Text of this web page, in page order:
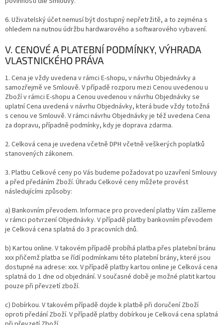
6. Uživatelský účet nemusí být dostupný nepřetržitě, a to zejména s
ohledem na nutnou údržbu hardwarového a softwarového vybavení.
V. CENOVÉ A PLATEBNÍ PODMÍNKY, VÝHRADA
VLASTNICKÉHO PRÁVA
1. Cena je vždy uvedena v rámci E-shopu, v návrhu Objednávky a
samozřejmě ve Smlouvě. V případě rozporu mezi Cenou uvedenou u
Zboží v rámci E-shopu a Cenou uvedenou v návrhu Objednávky se
uplatní Cena uvedená v návrhu Objednávky, která bude vždy totožná
s cenou ve Smlouvě. V rámci návrhu Objednávky je též uvedena Cena
za dopravu, případně podmínky, kdy je doprava zdarma.
2. Celková cena je uvedena včetně DPH včetně veškerých poplatků
stanovených zákonem.
3. Platbu Celkové ceny po Vás budeme požadovat po uzavření Smlouvy
a před předáním Zboží. Úhradu Celkové ceny můžete provést
následujícími způsoby:
a) Bankovním převodem. Informace pro provedení platby Vám zašleme
v rámci potvrzení Objednávky. V případě platby bankovním převodem
je Celková cena splatná do 3 pracovních dnů.
b) Kartou online. V takovém případě probíhá platba přes platební bránu
xxx přičemž platba se řídí podmínkami této platební brány, které jsou
dostupné na adrese: xxx. V případě platby kartou online je Celková cena
splatná do 1 dne od objednání. V současné době je možné platit kartou
pouze při převzetí zboží.
c) Dobírkou. V takovém případě dojde k platbě při doručení Zboží
oproti předání Zboží. V případě platby dobírkou je Celková cena splatná